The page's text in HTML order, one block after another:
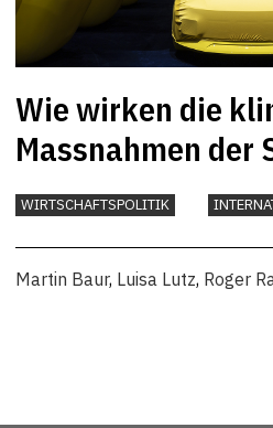
Wie wirken die
Massnahmen der
WIRTSCHAFTSPOLITIK
Martin Baur, Luisa Lutz, Roger